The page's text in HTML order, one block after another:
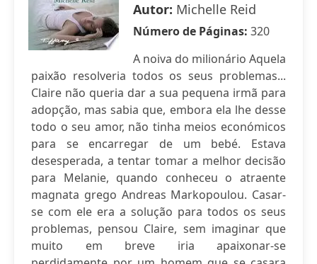
Autor: Michelle Reid
Número de Páginas: 320
A noiva do milionário Aquela
paixão resolveria todos os seus problemas...
Claire não queria dar a sua pequena irmã para
adopção, mas sabia que, embora ela lhe desse
todo o seu amor, não tinha meios económicos
para se encarregar de um bebé. Estava
desesperada, a tentar tomar a melhor decisão
para Melanie, quando conheceu o atraente
magnata grego Andreas Markopoulou. Casar-
se com ele era a solução para todos os seus
problemas, pensou Claire, sem imaginar que
muito em breve iria apaixonar-se